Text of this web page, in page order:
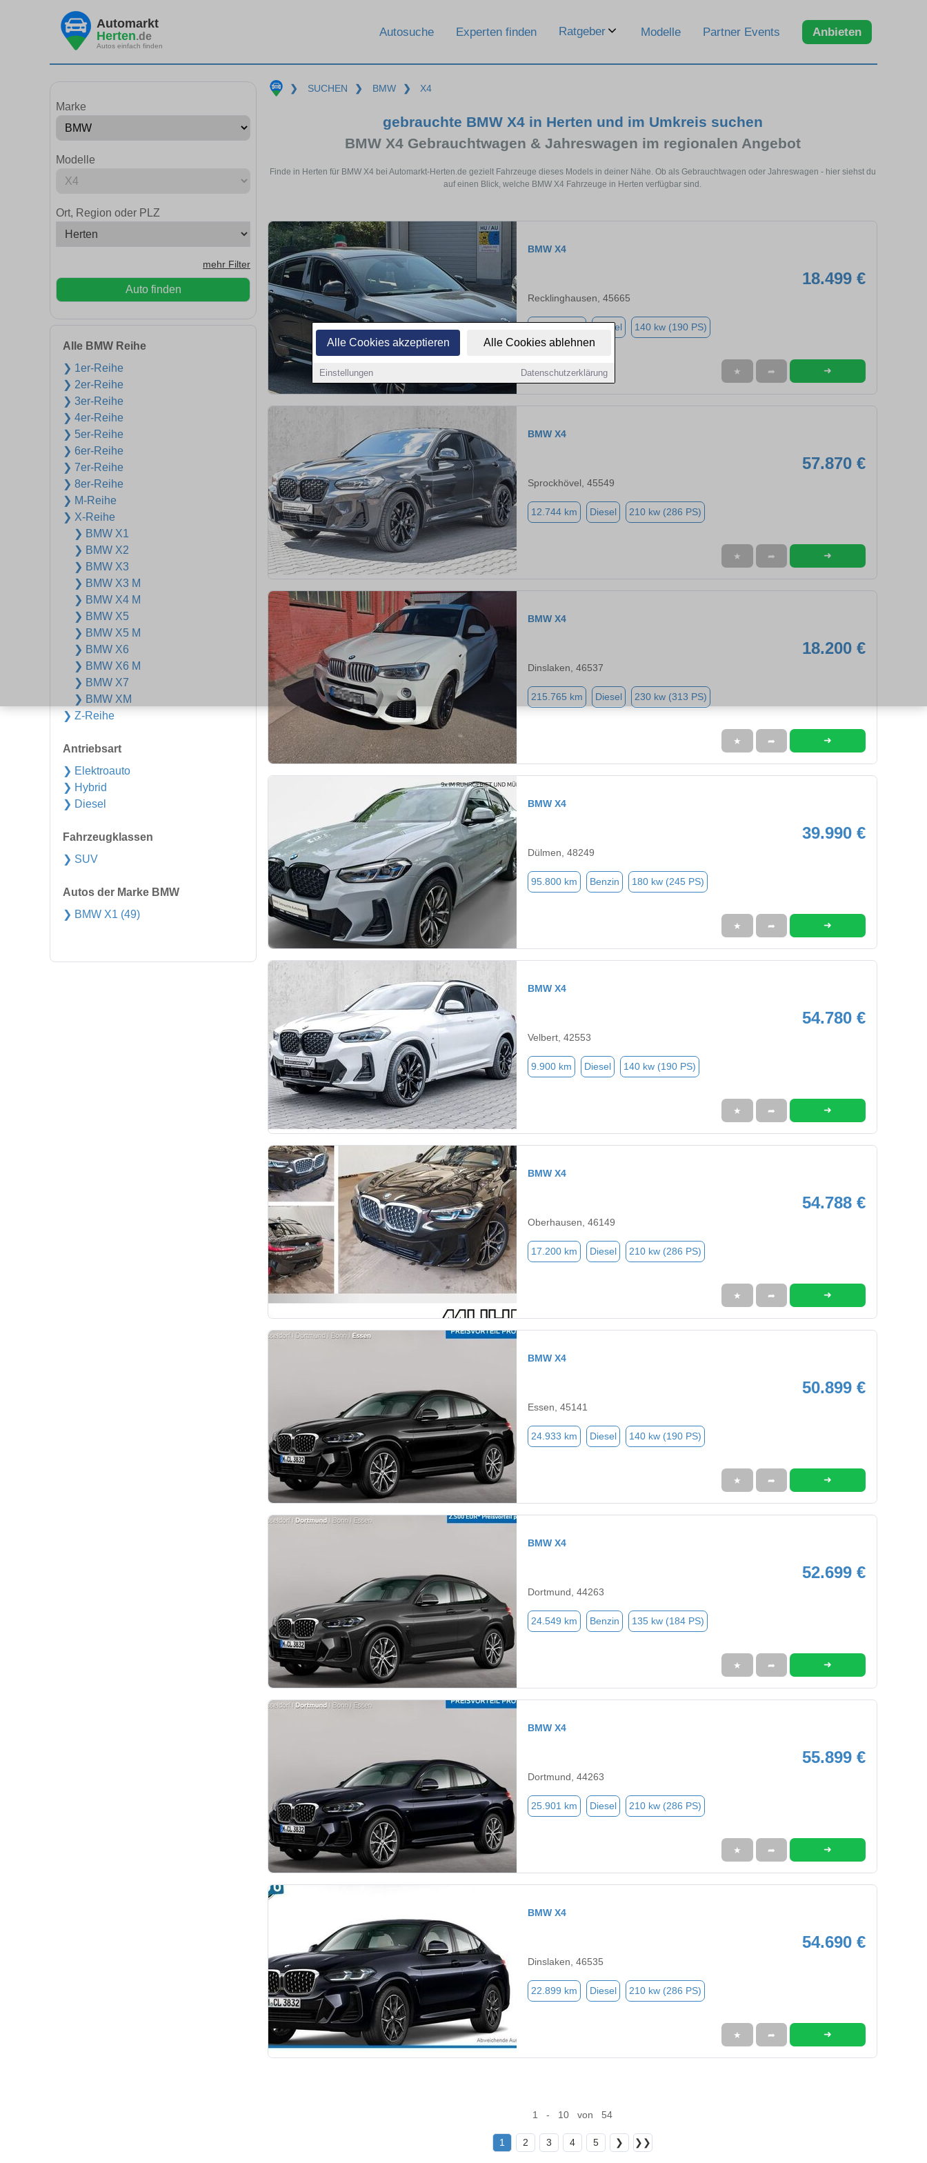
Alle Cookies akzeptieren Alle Cookies ablehnen
Einstellungen Datenschutzerklärung
Automarkt
Herten.de
Autos einfach finden
Autosuche Experten finden Ratgeber Modelle Partner Events Anbieten
Marke
Modelle
Ort, Region oder PLZ
mehr Filter
Auto finden
Alle BMW Reihe
❯ 1er-Reihe
❯ 2er-Reihe
❯ 3er-Reihe
❯ 4er-Reihe
❯ 5er-Reihe
❯ 6er-Reihe
❯ 7er-Reihe
❯ 8er-Reihe
❯ M-Reihe
❯ X-Reihe
❯ BMW X1
❯ BMW X2
❯ BMW X3
❯ BMW X3 M
❯ BMW X4 M
❯ BMW X5
❯ BMW X5 M
❯ BMW X6
❯ BMW X6 M
❯ BMW X7
❯ BMW XM
❯ Z-Reihe
Antriebsart
❯ Elektroauto
❯ Hybrid
❯ Diesel
Fahrzeugklassen
❯ SUV
Autos der Marke BMW
❯ BMW X1 (49)
❯ SUCHEN ❯ BMW ❯ X4
gebrauchte BMW X4 in Herten und im Umkreis suchen
BMW X4 Gebrauchtwagen & Jahreswagen im regionalen Angebot
Finde in Herten für BMW X4 bei Automarkt-Herten.de gezielt Fahrzeuge dieses Models in deiner Nähe. Ob als Gebrauchtwagen oder Jahreswagen - hier siehst du
auf einen Blick, welche BMW X4 Fahrzeuge in Herten verfügbar sind.
BMW X4
18.499 €
Recklinghausen, 45665
Diesel 140 kw (190 PS)
★ ➦ ➜
BMW X4
57.870 €
Sprockhövel, 45549
12.744 km Diesel 210 kw (286 PS)
★ ➦ ➜
BMW X4
18.200 €
Dinslaken, 46537
215.765 km Diesel 230 kw (313 PS)
★ ➦ ➜
BMW X4
39.990 €
Dülmen, 48249
95.800 km Benzin 180 kw (245 PS)
★ ➦ ➜
BMW X4
54.780 €
Velbert, 42553
9.900 km Diesel 140 kw (190 PS)
★ ➦ ➜
BMW X4
54.788 €
Oberhausen, 46149
17.200 km Diesel 210 kw (286 PS)
★ ➦ ➜
BMW X4
50.899 €
Essen, 45141
24.933 km Diesel 140 kw (190 PS)
★ ➦ ➜
BMW X4
52.699 €
Dortmund, 44263
24.549 km Benzin 135 kw (184 PS)
★ ➦ ➜
BMW X4
55.899 €
Dortmund, 44263
25.901 km Diesel 210 kw (286 PS)
★ ➦ ➜
BMW X4
54.690 €
Dinslaken, 46535
22.899 km Diesel 210 kw (286 PS)
★ ➦ ➜
1 - 10 von 54
1 2 3 4 5 ❯ ❯❯